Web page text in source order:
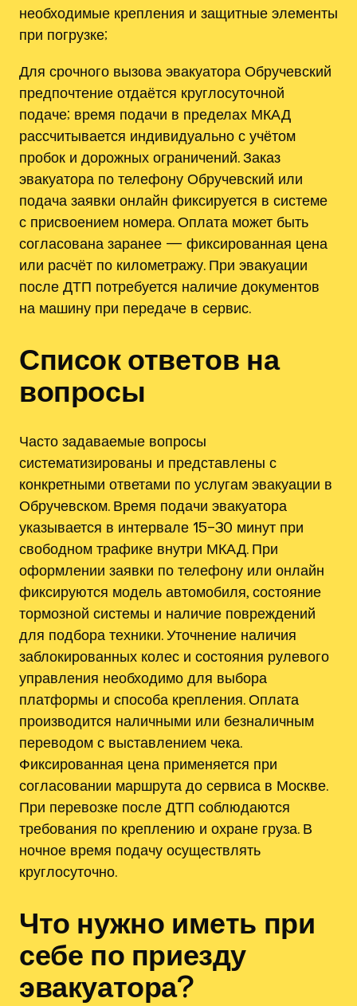
необходимые крепления и защитные элементы
при погрузке;
Для срочного вызова эвакуатора Обручевский
предпочтение отдаётся круглосуточной
подаче; время подачи в пределах МКАД
рассчитывается индивидуально с учётом
пробок и дорожных ограничений. Заказ
эвакуатора по телефону Обручевский или
подача заявки онлайн фиксируется в системе
с присвоением номера. Оплата может быть
согласована заранее — фиксированная цена
или расчёт по километражу. При эвакуации
после ДТП потребуется наличие документов
на машину при передаче в сервис.
Список ответов на
вопросы
Часто задаваемые вопросы
систематизированы и представлены с
конкретными ответами по услугам эвакуации в
Обручевском. Время подачи эвакуатора
указывается в интервале 15–30 минут при
свободном трафике внутри МКАД. При
оформлении заявки по телефону или онлайн
фиксируются модель автомобиля, состояние
тормозной системы и наличие повреждений
для подбора техники. Уточнение наличия
заблокированных колес и состояния рулевого
управления необходимо для выбора
платформы и способа крепления. Оплата
производится наличными или безналичным
переводом с выставлением чека.
Фиксированная цена применяется при
согласовании маршрута до сервиса в Москве.
При перевозке после ДТП соблюдаются
требования по креплению и охране груза. В
ночное время подачу осуществлять
круглосуточно.
Что нужно иметь при
себе по приезду
эвакуатора?